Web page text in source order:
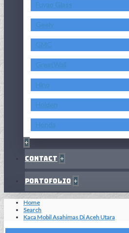
Fuyao Glass
Geely
GMC
GreatWall
Hino
Holden
Honda
+
Contact +
Portofolio +
Home
Search
Kaca Mobil Asahimas Di Aceh Utara